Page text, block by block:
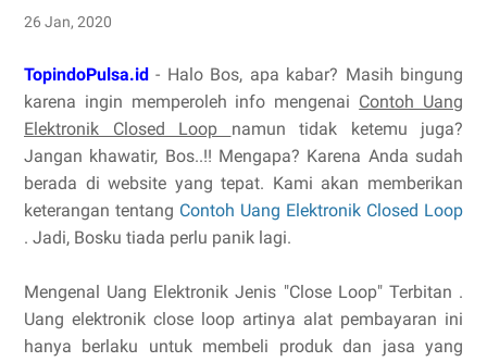
26 Jan, 2020
TopindoPulsa.id - Halo Bos, apa kabar? Masih bingung
karena ingin memperoleh info mengenai Contoh Uang
Elektronik Closed Loop namun tidak ketemu juga?
Jangan khawatir, Bos..!! Mengapa? Karena Anda sudah
berada di website yang tepat. Kami akan memberikan
keterangan tentang Contoh Uang Elektronik Closed Loop
. Jadi, Bosku tiada perlu panik lagi.
Mengenal Uang Elektronik Jenis "Close Loop" Terbitan .
Uang elektronik close loop artinya alat pembayaran ini
hanya berlaku untuk membeli produk dan jasa yang